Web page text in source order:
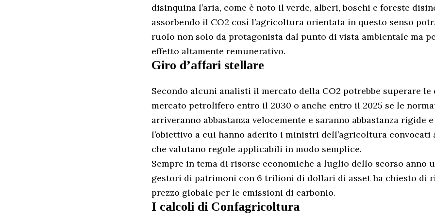
disinquina l’aria, come è noto il verde, alberi, boschi e foreste
assorbendo il CO2 così l’agricoltura orientata in questo senso
ruolo non solo da protagonista dal punto di vista ambientale ma
effetto altamente remunerativo.
Giro d’affari stellare
Secondo alcuni analisti il mercato della CO2 potrebbe superare
mercato petrolifero entro il 2030 o anche entro il 2025 se le
arriveranno abbastanza velocemente e saranno abbastanza rigide
l’obiettivo a cui hanno aderito i ministri dell’agricoltura convocati
che valutano regole applicabili in modo semplice.
Sempre in tema di risorse economiche a luglio dello scorso anno
gestori di patrimoni con 6 trilioni di dollari di asset ha chiesto di
prezzo globale per le emissioni di carbonio.
I calcoli di Confagricoltura